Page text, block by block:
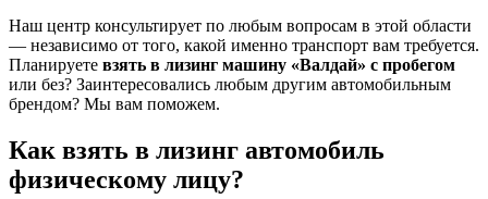
Наш центр консультирует по любым вопросам в этой области
— независимо от того, какой именно транспорт вам требуется.
Планируете взять в лизинг машину «Валдай» с пробегом
или без? Заинтересовались любым другим автомобильным
брендом? Мы вам поможем.
Как взять в лизинг автомобиль
физическому лицу?